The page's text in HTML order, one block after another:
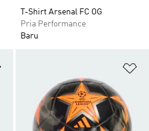
T-Shirt Arsenal FC OG
Pria Performance
Baru